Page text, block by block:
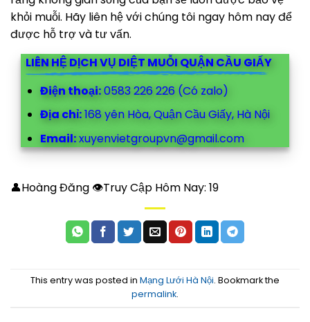
khỏi muỗi. Hãy liên hệ với chúng tôi ngay hôm nay để
được hỗ trợ và tư vấn.
LIÊN HỆ DỊCH VỤ DIỆT MUỖI QUẬN CẦU GIẤY
Điện thoại:0583 226 226 (Có zalo)
Địa chỉ:168 yên Hòa, Quận Cầu Giấy, Hà Nội
Email:xuyenvietgroupvn@gmail.com
👤Hoàng Đăng 👁Truy Cập Hôm Nay: 19
This entry was posted in Mạng Lưới Hà Nội. Bookmark the
permalink.